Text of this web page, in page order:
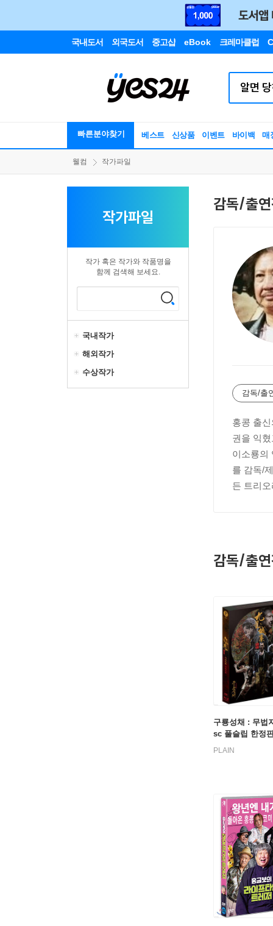
국내도서 외국도서 중고샵 eBook 크레마클럽
빠른분야찾기 베스트 신상품 이벤트 바이백 매
웰컴 작가파일
작가파일
작가 혹은 작가와 작품명을
함께 검색해 보세요.
국내작가
해외작가
수상작가
감독/출
감독/출
홍콩 출
권을 익
이소룡의
를 감독/
든 트리
감독/출
구룡성채 : 무법
sc 풀슬립 한정
레이
PLAIN